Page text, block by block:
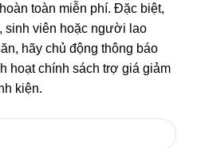
toàn miễn phí. Đặc biệt,
sinh viên hoặc người lao
hãy chủ động thông báo
hoạt chính sách trợ giá giảm
kiện.